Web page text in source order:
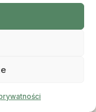
dwóch sesji